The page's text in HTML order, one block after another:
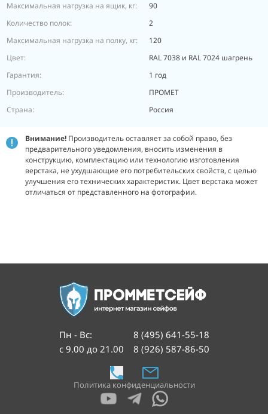
Максимальная нагрузка на ящик, кг:
90
Количество полок:
2
Максимальная нагрузка на полку, кг:
120
Цвет:
RAL 7038 и RAL 7024 шагрень
Гарантия:
1 год
Производитель:
ПРОМЕТ
Страна:
Россия
Внимание! Производитель оставляет за собой право, без
предварительного уведомления, вносить изменения в
конструкцию, комплектацию или технологию изготовления
верстака, не ухудшающие его потребительских свойств, с целью
улучшения его технических характеристик. Цвет верстака может
отличаться от представленного на фотографии.
Пн - Вс:
с 9.00 до 21.00
8 (495) 641-55-18
8 (926) 587-86-50
Политика конфиденциальности